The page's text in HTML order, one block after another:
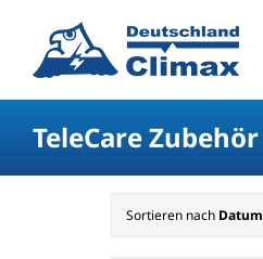
TeleCare Zubehör
Sortieren nach Datum